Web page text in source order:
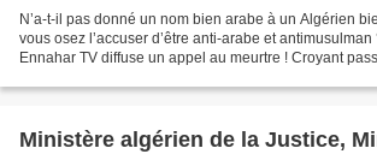
N’a-t-il pas donné un nom bien arabe à un Algérien
vous osez l’accuser d’être anti-arabe et antimusulman
Ennahar TV diffuse un appel au meurtre ! Croyant
Ministère algérien de la Justice,